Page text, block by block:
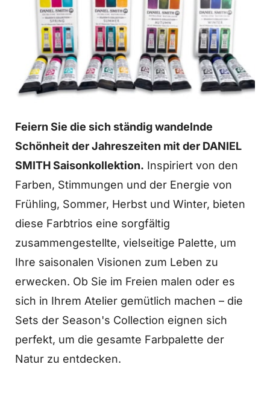
Feiern Sie die sich ständig wandelnde
Schönheit der Jahreszeiten mit der DANIEL
SMITH Saisonkollektion. Inspiriert von den
Farben, Stimmungen und der Energie von
Frühling, Sommer, Herbst und Winter, bieten
diese Farbtrios eine sorgfältig
zusammengestellte, vielseitige Palette, um
Ihre saisonalen Visionen zum Leben zu
erwecken. Ob Sie im Freien malen oder es
sich in Ihrem Atelier gemütlich machen – die
Sets der Season's Collection eignen sich
perfekt, um die gesamte Farbpalette der
Natur zu entdecken.